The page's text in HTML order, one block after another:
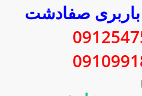
صفادشت